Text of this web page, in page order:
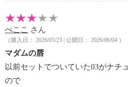
ぺここ さん
（購入日： 2026/05/23 | 公開日： 2026/06/04 ）
マダムの唇
以前セットでついていた03がナチ
ので